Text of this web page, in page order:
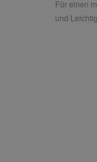
Für einen
und